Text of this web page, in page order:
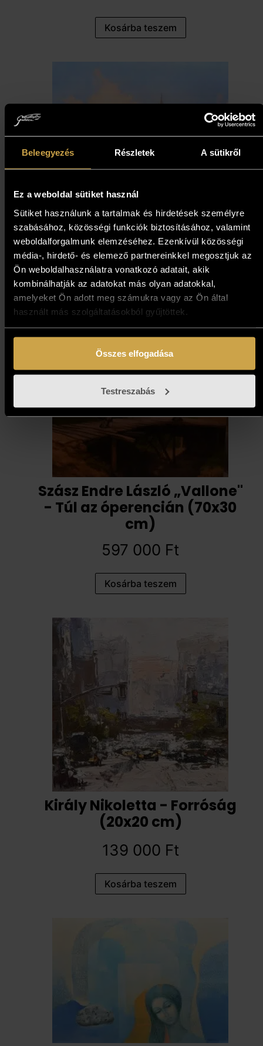
Beleegyezés Részletek A sütikről
Ez a weboldal sütiket használ
Sütiket használunk a tartalmak és hirdetések személyre
szabásához, közösségi funkciók biztosításához, valamint
weboldalforgalmunk elemzéséhez. Ezenkívül közösségi
média-, hirdető- és elemező partnereinkkel megosztjuk az
Ön weboldalhasználatra vonatkozó adatait, akik
kombinálhatják az adatokat más olyan adatokkal,
amelyeket Ön adott meg számukra vagy az Ön által
használt más szolgáltatásokból gyűjtöttek.
Összes elfogadása
Testreszabás
Kosárba teszem
Szász Endre László „Vallone"
- Túl az óperencián (70x30
cm)
597 000 Ft
Kosárba teszem
Király Nikoletta - Forróság
(20x20 cm)
139 000 Ft
Kosárba teszem